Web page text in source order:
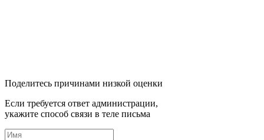
Поделитесь причинами низкой оценки
Если требуется ответ администрации,
укажите способ связи в теле письма